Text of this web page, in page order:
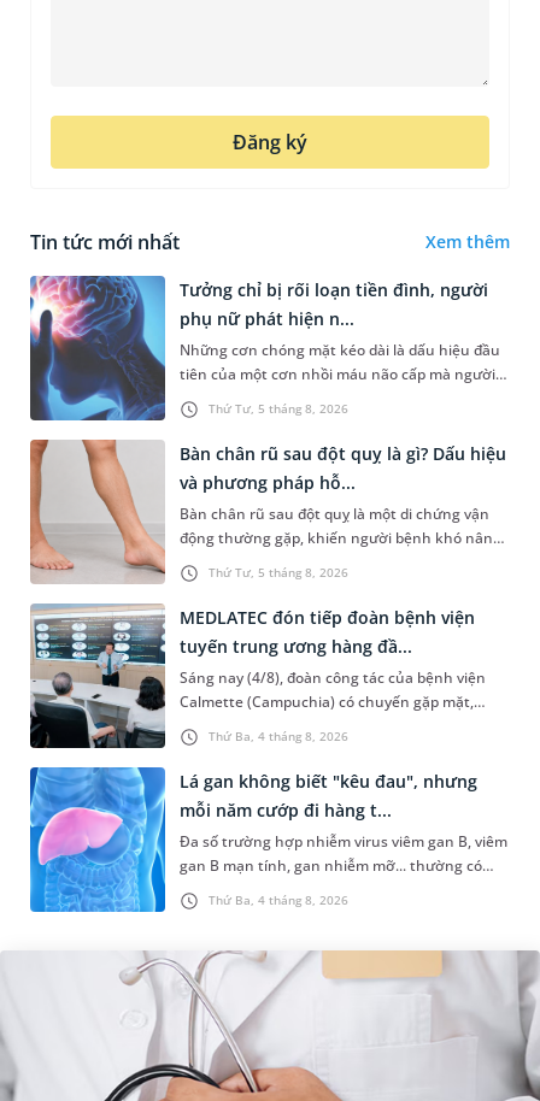
Đăng ký
Tin tức mới nhất Xem thêm
Thứ Tư, 5 tháng 8, 2026
Tưởng chỉ bị rối loạn tiền đình, người
phụ nữ phát hiện n...
Những cơn chóng mặt kéo dài là dấu hiệu đầu
tiên của một cơn nhồi máu não cấp mà người
bệnh không hề hay biết. Tại BVĐK MEDLATEC,
chiến lược chẩn đoán chính...
Thứ Tư, 5 tháng 8, 2026
Bàn chân rũ sau đột quỵ là gì? Dấu hiệu
và phương pháp hỗ...
Bàn chân rũ sau đột quỵ là một di chứng vận
động thường gặp, khiến người bệnh khó nâng
bàn chân khi đi lại, làm tăng nguy cơ vấp ngã và
ảnh hưởng đến khả năn...
Thứ Ba, 4 tháng 8, 2026
MEDLATEC đón tiếp đoàn bệnh viện
tuyến trung ương hàng đầ...
Sáng nay (4/8), đoàn công tác của bệnh viện
Calmette (Campuchia) có chuyến gặp mặt,
tham quan và làm việc tại Hệ thống Y tế
MEDLATEC. Chuyến thăm quan góp ph...
Thứ Ba, 4 tháng 8, 2026
Lá gan không biết "kêu đau", nhưng
mỗi năm cướp đi hàng t...
Đa số trường hợp nhiễm virus viêm gan B, viêm
gan B mạn tính, gan nhiễm mỡ... thường có
dấu hiệu mờ nhạt, hoặc không có dấu hiệu.
Đây có thể là con đường dẫn...